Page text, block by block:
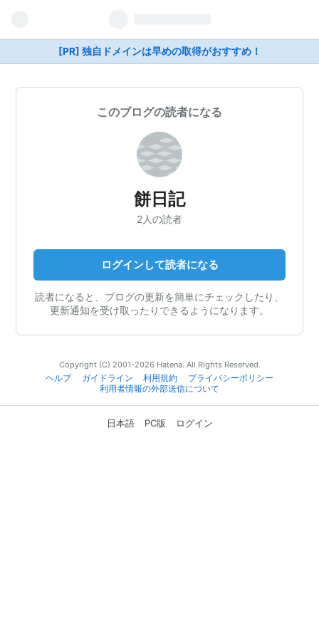
[PR] 独自ドメインは早めの取得がおすすめ！
このブログの読者になる
餅日記
2人の読者
ログインして読者になる
読者になると、ブログの更新を簡単にチェックしたり、
更新通知を受け取ったりできるようになります。
Copyright (C) 2001-2026 Hatena. All Rights Reserved.
ヘルプ
ガイドライン 利用規約
プライバシーポリシー
利用者情報の外部送信について
日本語 PC版 ログイン